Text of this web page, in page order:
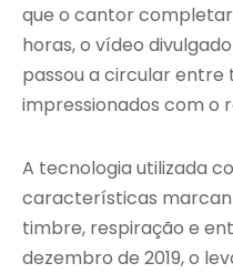
que o cantor
horas, o vídeo
passou a circular entre
impressionados com o
A tecnologia utilizada
características
timbre, respiração e
dezembro de 2019, o